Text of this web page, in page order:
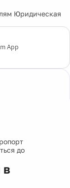
Юридическая
App
до
в